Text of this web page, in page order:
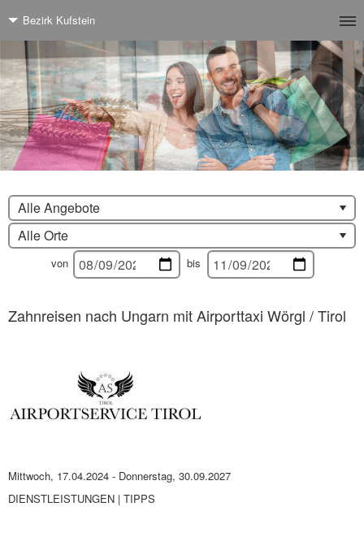
Bezirk Kufstein
Alle Angebote
Alle Orte
von bis
Zahnreisen nach Ungarn mit Airporttaxi Wörgl / Tirol
Mittwoch, 17.04.2024 - Donnerstag, 30.09.2027
DIENSTLEISTUNGEN | TIPPS